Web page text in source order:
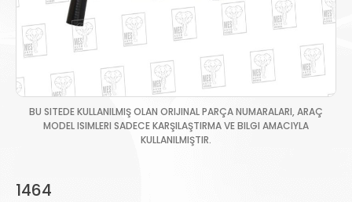
BU SITEDE KULLANILMIŞ OLAN ORIJINAL PARÇA NUMARALARI, ARAÇ
MODEL ISIMLERI SADECE KARŞILAŞTIRMA VE BILGI AMACIYLA
KULLANILMIŞTIR.
1464